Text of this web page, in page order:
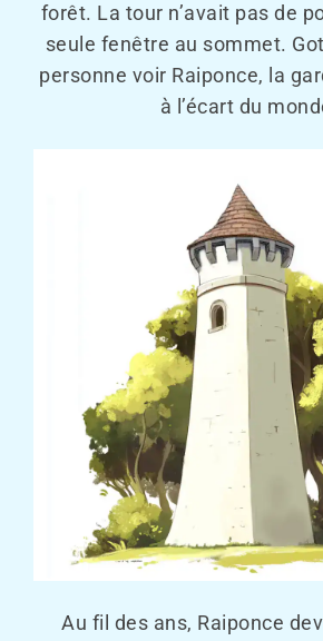
forêt. La tour n’avait pas de
seule fenêtre au sommet.
personne voir Raiponce, la
à l’écart du
Au fil des ans, Raiponce